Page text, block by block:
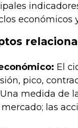
económicos
El
pico,
medida de
las